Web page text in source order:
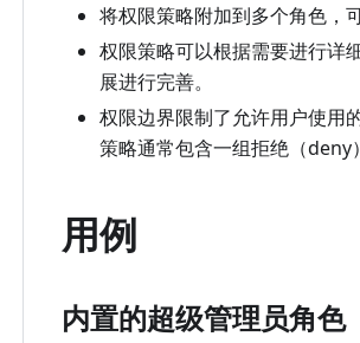
将权限策略附加到多个角色，
权限策略可以根据需要进行详
展进行完善。
权限边界限制了允许用户使用
策略通常包含一组拒绝（deny
用例
内置的超级管理员角色